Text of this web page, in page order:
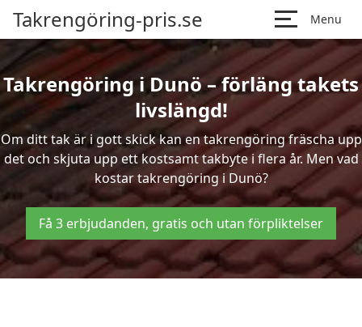
Takrengöring-pris.se Menu
Takrengöring i Dunö – förläng takets
livslängd!
Om ditt tak är i gott skick kan en takrengöring fräscha upp
det och skjuta upp ett kostsamt takbyte i flera år. Men vad
kostar takrengöring i Dunö?
Få 3 erbjudanden, gratis och utan förpliktelser